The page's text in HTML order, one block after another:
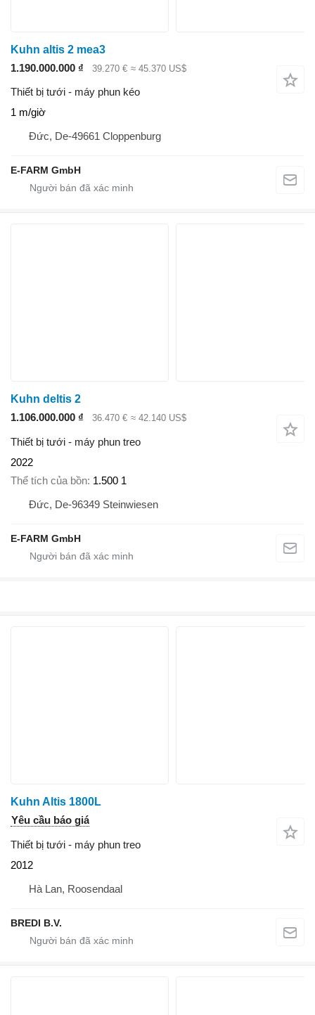
Kuhn altis 2 mea3
1.190.000.000 ₫
39.270 € ≈ 45.370 US$
Thiết bị tưới - máy phun kéo
1 m/giờ
Đức, De-49661 Cloppenburg
E-FARM GmbH
Kuhn deltis 2
1.106.000.000 ₫
36.470 € ≈ 42.140 US$
Thiết bị tưới - máy phun treo
2022
Thể tích của bồn 1.500 1
Đức, De-96349 Steinwiesen
E-FARM GmbH
Kuhn Altis 1800L
Yêu cầu báo giá
Thiết bị tưới - máy phun treo
2012
Hà Lan, Roosendaal
BREDI B.V.